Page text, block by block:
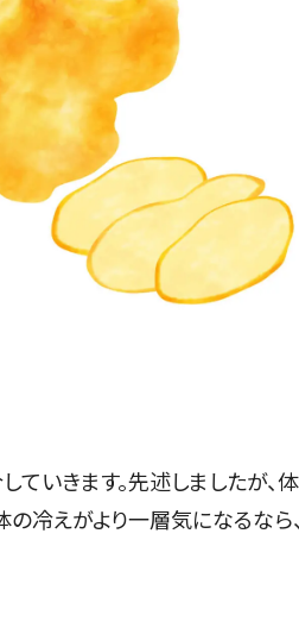
いきます。先述しましたが、
冷えがより一層気になるなら